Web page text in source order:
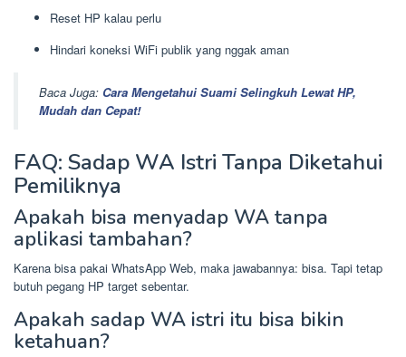
Reset HP kalau perlu
Hindari koneksi WiFi publik yang nggak aman
Baca Juga: Cara Mengetahui Suami Selingkuh Lewat HP,
Mudah dan Cepat!
FAQ: Sadap WA Istri Tanpa Diketahui
Pemiliknya
Apakah bisa menyadap WA tanpa
aplikasi tambahan?
Karena bisa pakai WhatsApp Web, maka jawabannya: bisa. Tapi tetap
butuh pegang HP target sebentar.
Apakah sadap WA istri itu bisa bikin
ketahuan?